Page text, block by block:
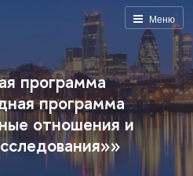
Меню
программа
программа
отношения и